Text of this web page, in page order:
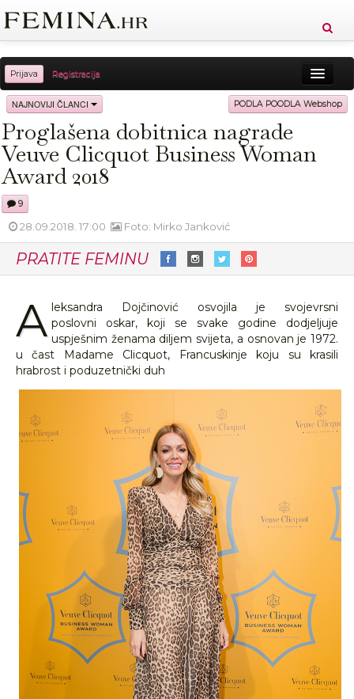
Prijava Registracija
Sreća Zdravlje Vitkost
Moda Ljubav Relax Putovanja Recepti
Proizvodi
NAJNOVIJI ČLANCI PODLA POODLA Webshop
Proglašena dobitnica nagrade
Veuve Clicquot Business Woman
Award 2018
9
28.09.2018. 17:00 Foto: Mirko Janković
PRATITE FEMINU
A leksandra Dojčinović osvojila je svojevrsni
poslovni oskar, koji se svake godine dodjeljuje
uspješnim ženama diljem svijeta, a osnovan je 1972.
u čast Madame Clicquot, Francuskinje koju su krasili
hrabrost i poduzetnički duh